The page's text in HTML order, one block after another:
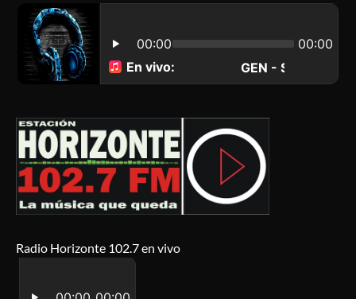
Radio Horizonte 102.7 en vivo